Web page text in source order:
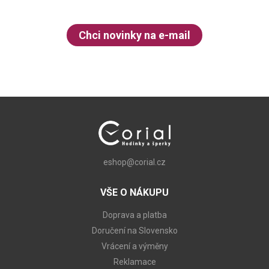
Chci novinky na e-mail
eshop@corial.cz
VŠE O NÁKUPU
Doprava a platba
Doručení na Slovensko
Vrácení a výměny
Reklamace